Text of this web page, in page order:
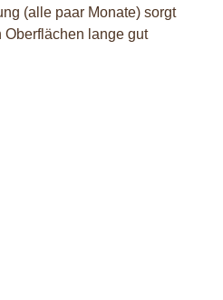
(alle paar Monate) sorgt
Oberflächen lange gut